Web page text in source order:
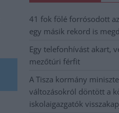
41 fok fölé forrósodott
egy másik rekord is
Egy telefonhívást akart,
mezőtúri férfit
A Tisza kormány
változásokról döntött a
iskolaigazgatók